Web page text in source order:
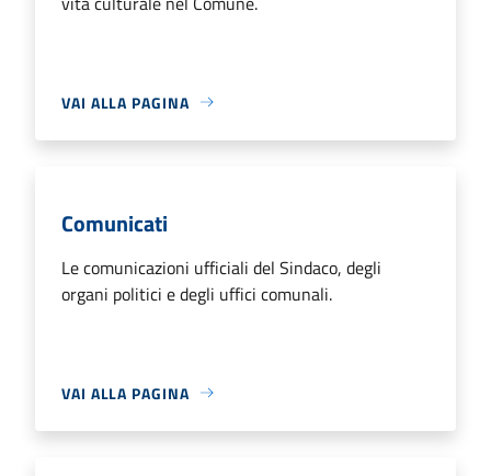
VAI ALLA PAGINA
Comunicati
Le comunicazioni ufficiali del Sindaco, degli
organi politici e degli uffici comunali.
VAI ALLA PAGINA